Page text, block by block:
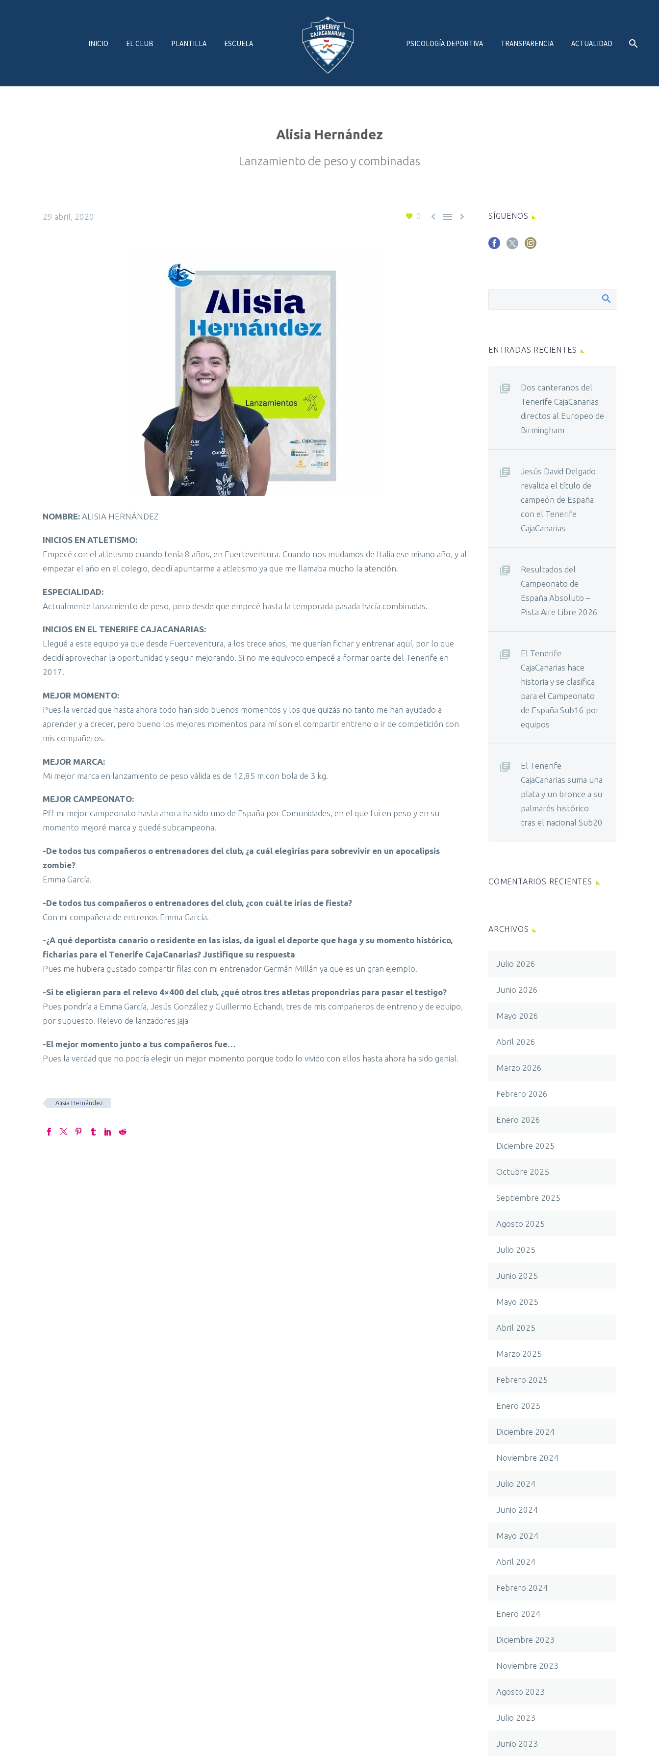
INICIO EL CLUB PLANTILLA ESCUELA PSICOLOGÍA DEPORTIVA TRANSPARENCIA ACTUALIDAD
Alisia Hernández
Lanzamiento de peso y combinadas
0   
29 abril, 2020
NOMBRE: ALISIA HERNÁNDEZ
INICIOS EN ATLETISMO:
Empecé con el atletismo cuando tenía 8 años, en Fuerteventura. Cuando nos mudamos de Italia ese mismo año, y al
empezar el año en el colegio, decidí apuntarme a atletismo ya que me llamaba mucho la atención.
ESPECIALIDAD:
Actualmente lanzamiento de peso, pero desde que empecé hasta la temporada pasada hacía combinadas.
INICIOS EN EL TENERIFE CAJACANARIAS:
Llegué a este equipo ya que desde Fuerteventura, a los trece años, me querían fichar y entrenar aquí, por lo que
decidí aprovechar la oportunidad y seguir mejorando. Si no me equivoco empecé a formar parte del Tenerife en
2017.
MEJOR MOMENTO:
Pues la verdad que hasta ahora todo han sido buenos momentos y los que quizás no tanto me han ayudado a
aprender y a crecer, pero bueno los mejores momentos para mí son el compartir entreno o ir de competición con
mis compañeros.
MEJOR MARCA:
Mi mejor marca en lanzamiento de peso válida es de 12,85 m con bola de 3 kg.
MEJOR CAMPEONATO:
Pff mi mejor campeonato hasta ahora ha sido uno de España por Comunidades, en el que fui en peso y en su
momento mejoré marca y quedé subcampeona.
-De todos tus compañeros o entrenadores del club, ¿a cuál elegirías para sobrevivir en un apocalipsis
zombie?
Emma García.
-De todos tus compañeros o entrenadores del club, ¿con cuál te irías de fiesta?
Con mi compañera de entrenos Emma García.
-¿A qué deportista canario o residente en las islas, da igual el deporte que haga y su momento histórico,
ficharías para el Tenerife CajaCanarias? Justifique su respuesta
Pues me hubiera gustado compartir filas con mi entrenador Germán Millán ya que es un gran ejemplo.
-Si te eligieran para el relevo 4×400 del club, ¿qué otros tres atletas propondrías para pasar el testigo?
Pues pondría a Emma García, Jesús González y Guillermo Echandi, tres de mis compañeros de entreno y de equipo,
por supuesto. Relevo de lanzadores jaja
-El mejor momento junto a tus compañeros fue…
Pues la verdad que no podría elegir un mejor momento porque todo lo vivido con ellos hasta ahora ha sido genial.
Alisia Hernández
SÍGUENOS
ENTRADAS RECIENTES
Dos canteranos del
Tenerife CajaCanarias
directos al Europeo de
Birmingham
Jesús David Delgado
revalida el título de
campeón de España
con el Tenerife
CajaCanarias
Resultados del
Campeonato de
España Absoluto –
Pista Aire Libre 2026
El Tenerife
CajaCanarias hace
historia y se clasifica
para el Campeonato
de España Sub16 por
equipos
El Tenerife
CajaCanarias suma una
plata y un bronce a su
palmarés histórico
tras el nacional Sub20
COMENTARIOS RECIENTES
ARCHIVOS
Julio 2026
Junio 2026
Mayo 2026
Abril 2026
Marzo 2026
Febrero 2026
Enero 2026
Diciembre 2025
Octubre 2025
Septiembre 2025
Agosto 2025
Julio 2025
Junio 2025
Mayo 2025
Abril 2025
Marzo 2025
Febrero 2025
Enero 2025
Diciembre 2024
Noviembre 2024
Julio 2024
Junio 2024
Mayo 2024
Abril 2024
Febrero 2024
Enero 2024
Diciembre 2023
Noviembre 2023
Agosto 2023
Julio 2023
Junio 2023